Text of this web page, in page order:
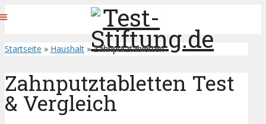
Startseite » Haushalt »Zahnputztabletten
Zahnputztabletten Test
& Vergleich